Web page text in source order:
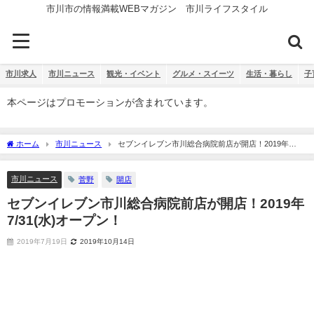
市川市の情報満載WEBマガジン 市川ライフスタイル
市川求人 市川ニュース 観光・イベント グルメ・スイーツ 生活・暮らし 子
本ページはプロモーションが含まれています。
ホーム 市川ニュース
セブンイレブン市川総合病院前店が開店！2019年
7/31(水)オープン！
市川ニュース 菅野 開店
セブンイレブン市川総合病院前店が開店！2019年
7/31(水)オープン！
2019年7月19日 2019年10月14日